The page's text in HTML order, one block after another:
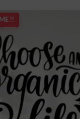
!!